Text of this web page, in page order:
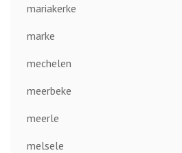
mariakerke
marke
mechelen
meerbeke
meerle
melsele